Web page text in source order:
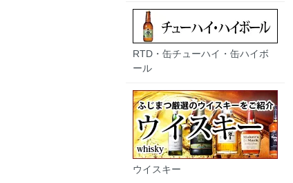
RTD・缶チューハイ・缶ハイボ
ール
ウイスキー